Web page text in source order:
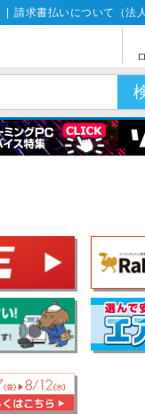
請求書払いについて（法